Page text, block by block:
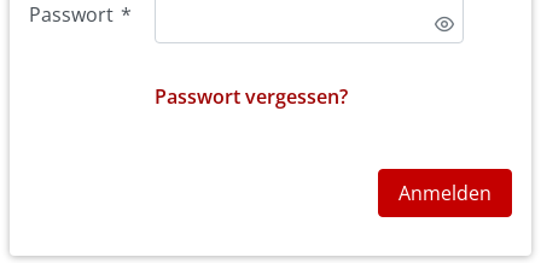
Passwort *
Passwort vergessen?
Anmelden